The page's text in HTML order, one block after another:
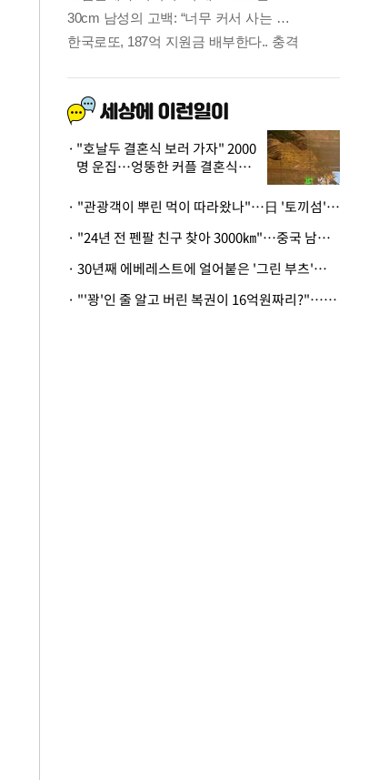
"호날두 결혼식 보러 가자" 2000
명 운집…엉뚱한 커플 결혼식에
· "관광객이 뿌린 먹이 따라왔나"…日 '토끼섬' 멧돼지, 토끼까지 사냥
· "24년 전 펜팔 친구 찾아 3000㎞"…중국 남성 사연에 '뭉클'
· 30년째 에베레스트에 얼어붙은 '그린 부츠'…드디어 가족 품으로
· "'꽝'인 줄 알고 버린 복권이 16억원짜리?"…극적으로 되찾은 사연